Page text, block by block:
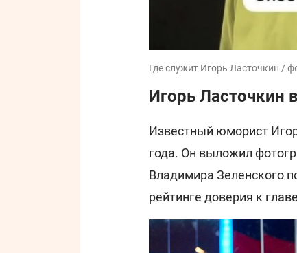
Где служит Игорь Ласточкин /
Игорь Ласточкин
Известный юморист
года. Он выложил
Владимира Зеленского
рейтинге доверия к